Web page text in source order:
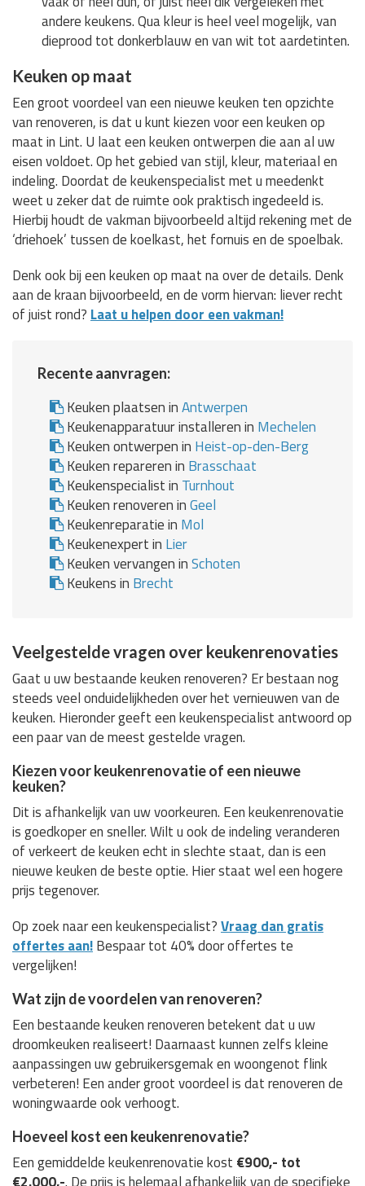
andere keukens. Qua kleur is heel veel mogelijk, van
dieprood tot donkerblauw en van wit tot aardetinten.
Keuken op maat
Een groot voordeel van een nieuwe keuken ten opzichte
van renoveren, is dat u kunt kiezen voor een keuken op
maat in Lint. U laat een keuken ontwerpen die aan al uw
eisen voldoet. Op het gebied van stijl, kleur, materiaal en
indeling. Doordat de keukenspecialist met u meedenkt
weet u zeker dat de ruimte ook praktisch ingedeeld is.
Hierbij houdt de vakman bijvoorbeeld altijd rekening met de
‘driehoek’ tussen de koelkast, het fornuis en de spoelbak.
Denk ook bij een keuken op maat na over de details. Denk
aan de kraan bijvoorbeeld, en de vorm hiervan: liever recht
of juist rond? Laat u helpen door een vakman!
Recente aanvragen:
Keuken plaatsen inAntwerpen
Keukenapparatuur installeren in Mechelen
Keuken ontwerpen in Heist-op-den-Berg
Keuken repareren in Brasschaat
Keukenspecialist in Turnhout
Keuken renoveren inGeel
Keukenreparatie in Mol
Keukenexpert in Lier
Keuken vervangen inSchoten
Keukens in Brecht
Veelgestelde vragen over keukenrenovaties
Gaat u uw bestaande keuken renoveren? Er bestaan nog
steeds veel onduidelijkheden over het vernieuwen van de
keuken. Hieronder geeft een keukenspecialist antwoord op
een paar van de meest gestelde vragen.
Kiezen voor keukenrenovatie of een nieuwe
keuken?
Dit is afhankelijk van uw voorkeuren. Een keukenrenovatie
is goedkoper en sneller. Wilt u ook de indeling veranderen
of verkeert de keuken echt in slechte staat, dan is een
nieuwe keuken de beste optie. Hier staat wel een hogere
prijs tegenover.
Op zoek naar een keukenspecialist?Vraag dan gratis
offertes aan!Bespaar tot 40% door offertes te
vergelijken!
Wat zijn de voordelen van renoveren?
Een bestaande keuken renoveren betekent dat u uw
droomkeuken realiseert! Daarnaast kunnen zelfs kleine
aanpassingen uw gebruikersgemak en woongenot flink
verbeteren! Een ander groot voordeel is dat renoveren de
woningwaarde ook verhoogt.
Hoeveel kost een keukenrenovatie?
Een gemiddelde keukenrenovatie kost €900,- tot